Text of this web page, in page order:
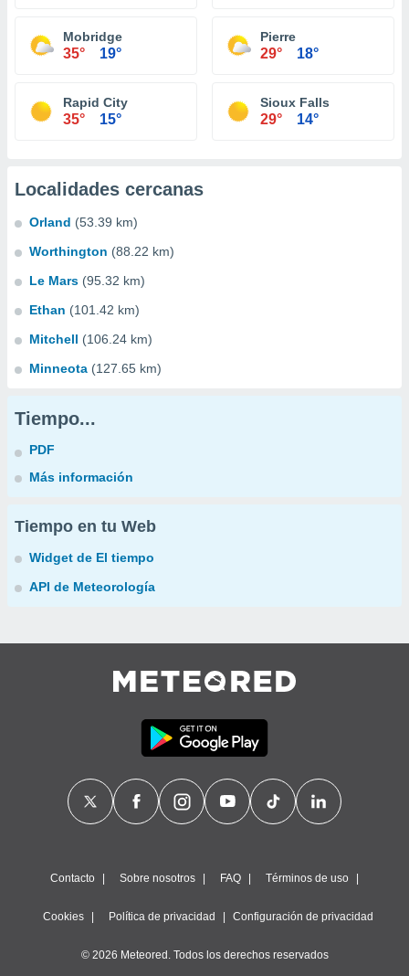
Mobridge
35° 19°
Pierre
29° 18°
Rapid City
35° 15°
Sioux Falls
29° 14°
Localidades cercanas
Orland (53.39 km)
Worthington (88.22 km)
Le Mars (95.32 km)
Ethan (101.42 km)
Mitchell (106.24 km)
Minneota (127.65 km)
Tiempo...
PDF
Más información
Tiempo en tu Web
Widget de El tiempo
API de Meteorología
Contacto Sobre nosotros FAQ Términos de uso
Cookies Política de privacidad Configuración de privacidad
© 2026 Meteored. Todos los derechos reservados